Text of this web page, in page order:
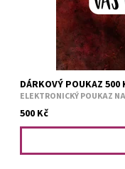
DÁRKOVÝ POUKAZ 500
ELEKTRONICKÝ POUKAZ
500 Kč